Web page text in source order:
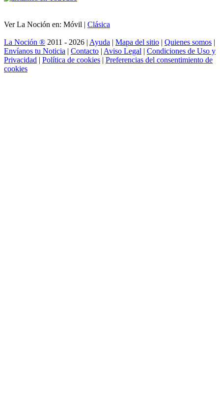
Ver La Noción en: Móvil | Clásica
La Noción ® 2011 - 2026 | Ayuda | Mapa del sitio | Quienes somos |
Envíanos tu Noticia | Contacto | Aviso Legal | Condiciones de Uso y
Privacidad | Política de cookies | Preferencias del consentimiento de
cookies